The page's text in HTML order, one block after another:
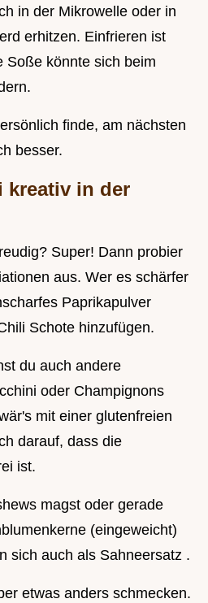
in der Mikrowelle oder in
erhitzen. Einfrieren ist
Soße könnte sich beim
finde, am nächsten
besser.
kreativ in der
Super! Dann probier
aus. Wer es schärfer
Paprikapulver
Schote hinzufügen.
du auch andere
oder Champignons
mit einer glutenfreien
darauf, dass die
ist.
magst oder gerade
(eingeweicht)
sich auch als Sahneersatz .
etwas anders schmecken.